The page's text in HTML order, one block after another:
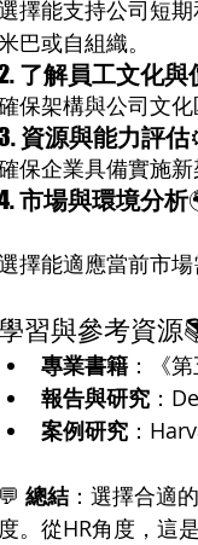
擇能支持公司短
巴或自組織。
了解員工文化與
保架構與公司文
資源與能力評估
保企業具備實施
市場與環境分析
擇能適應當前市
習與參考資源
專業書籍 ：《
報告與研究 ：
案例研究 ：
💬 總結 ：選擇合適
度。從HR角度，這